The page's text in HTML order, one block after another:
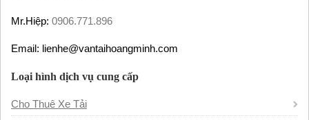
Mr.Hiệp: 0906.771.896
Email: lienhe@vantaihoangminh.com
Loại hình dịch vụ cung cấp
Cho Thuê Xe Tải